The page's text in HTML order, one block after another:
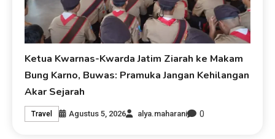
Ketua Kwarnas-Kwarda Jatim Ziarah ke Makam
Bung Karno, Buwas: Pramuka Jangan Kehilangan
Akar Sejarah
Travel Agustus 5, 2026 alya.maharani 0